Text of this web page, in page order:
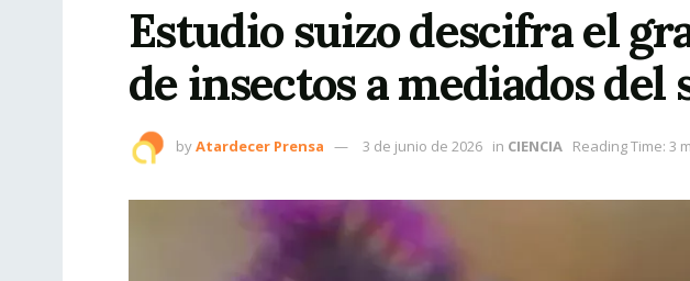
Estudio suizo descifra el
de insectos a mediados del
byAtardecer Prensa 3 de junio de 2026 in CIENCIA Reading Time: 3